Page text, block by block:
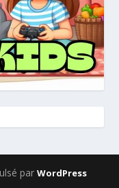
par WordPress